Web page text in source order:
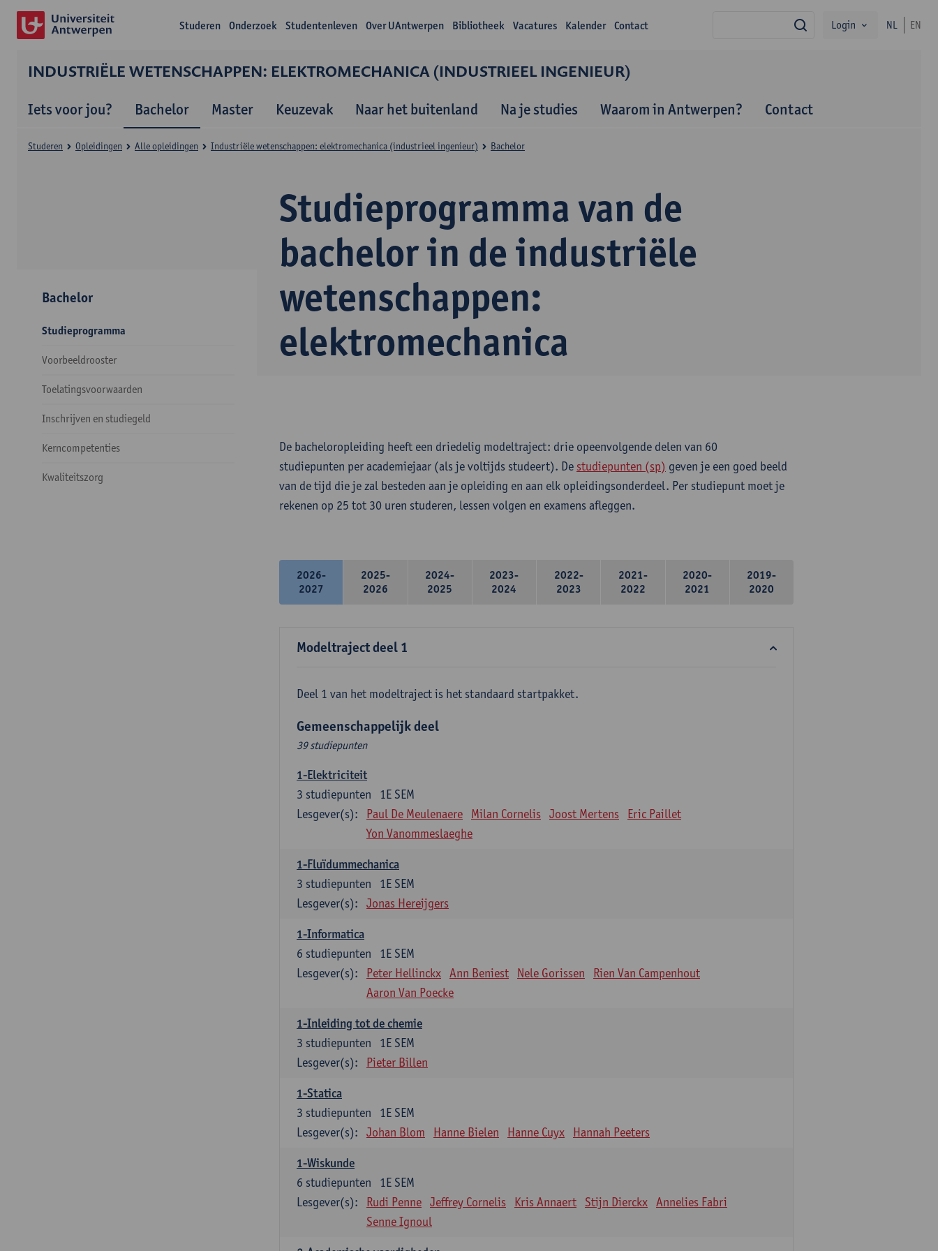
Studeren Onderzoek Studentenleven Over UAntwerpen Bibliotheek Vacatures Kalender Contact zoekLogin NL EN
INDUSTRIËLE WETENSCHAPPEN: ELEKTROMECHANICA (INDUSTRIEEL INGENIEUR)
Iets voor jou? Bachelor Master Keuzevak Naar het buitenland Na je studies Waarom in Antwerpen? Contact
Studieprogramma van de
bachelor in de industriële
wetenschappen:
elektromechanica
Studeren Opleidingen Alle opleidingen Industriële wetenschappen: elektromechanica (industrieel ingenieur) Bachelor
Bachelor
Studieprogramma
Voorbeeldrooster
Toelatingsvoorwaarden
Inschrijven en studiegeld
Kerncompetenties
Kwaliteitszorg
De bacheloropleiding heeft een driedelig modeltraject: drie opeenvolgende delen van 60
studiepunten per academiejaar (als je voltijds studeert). De studiepunten (sp) geven je een goed beeld
van de tijd die je zal besteden aan je opleiding en aan elk opleidingsonderdeel. Per studiepunt moet je
rekenen op 25 tot 30 uren studeren, lessen volgen en examens afleggen.
2026-
2027
2025-
2026
2024-
2025
2023-
2024
2022-
2023
2021-
2022
2020-
2021
2019-
2020
Modeltraject deel 1
Deel 1 van het modeltraject is het standaard startpakket.
Gemeenschappelijk deel
39 studiepunten
1-Elektriciteit
1E SEM
3 studiepunten
Lesgever(s):
Paul De Meulenaere Milan Cornelis Joost Mertens
Eric Paillet
Yon Vanommeslaeghe
1-Fluïdummechanica
1E SEM
3 studiepunten
Lesgever(s):
Jonas Hereijgers
1-Informatica
1E SEM
6 studiepunten
Lesgever(s):
Peter Hellinckx Ann Beniest Nele Gorissen
Rien Van Campenhout
Aaron Van Poecke
1-Inleiding tot de chemie
1E SEM
3 studiepunten
Lesgever(s):
Pieter Billen
1-Statica
1E SEM
3 studiepunten
Lesgever(s):
Johan Blom Hanne Bielen Hanne Cuyx Hannah Peeters
1-Wiskunde
1E SEM
6 studiepunten
Lesgever(s):
Rudi Penne Jeffrey Cornelis Kris Annaert Stijn Dierckx Annelies Fabri
Senne Ignoul